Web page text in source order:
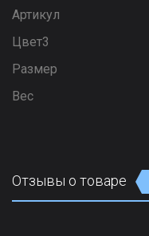
Артикул
Цвет3
Размер
Вес
Отзывы о товаре